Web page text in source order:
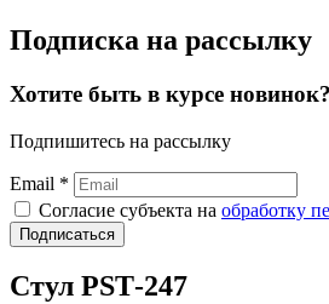
Подписка на рассылку
Хотите быть в курсе новинок?
Подпишитесь на рассылку
Email *
Согласие субъекта на обработку
Подписаться
Стул РSТ-247